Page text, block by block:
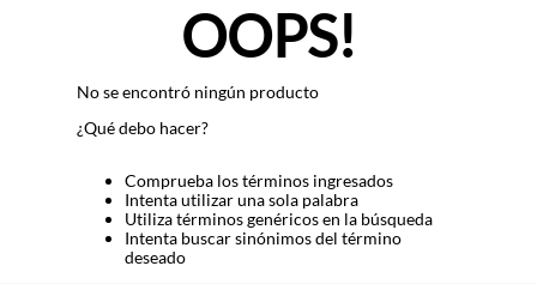
OOPS!
No se encontró ningún producto
¿Qué debo hacer?
Comprueba los términos ingresados
Intenta utilizar una sola palabra
Utiliza términos genéricos en la búsqueda
Intenta buscar sinónimos del término
deseado